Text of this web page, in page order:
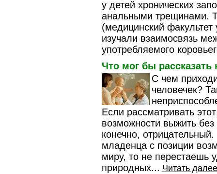
у детей хронических
анальными трещинами.
(медицинский факультет
изучали взаимосвязь
употребляемого
Что мог бы
С чем
человечек?
Если рассматривать
возможности выжить без
конечно,
младенца с позиции
миру, то не перестаешь
природных... Читать